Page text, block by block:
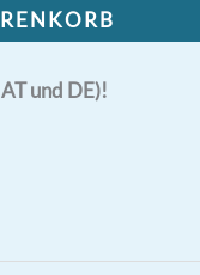
und DE)!